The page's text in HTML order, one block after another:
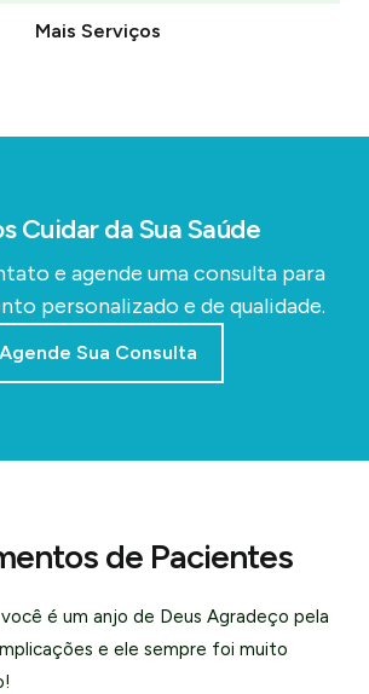
Mais Serviços
Cuidar da Sua Saúde
e agende uma consulta para
personalizado e de qualidade.
Agende Sua Consulta
de Pacientes
é um anjo de Deus Agradeço pela
e ele sempre foi muito